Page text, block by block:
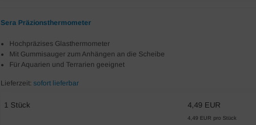
Sera Präzionsthermometer
Hochpräzises Glasthermometer
Mit Gummisauger zum Anhängen an die Scheibe
Für Aquarien und Terrarien geeignet
Lieferzeit:sofort lieferbar
1 Stück 4,49 EUR
4,49 EUR pro Stück